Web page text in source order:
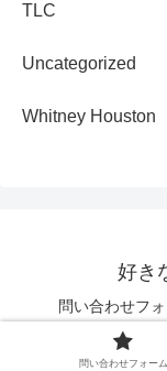
TLC
Uncategorized
Whitney Houston
好き
問い合わせフ
©
問い合わせフォーム